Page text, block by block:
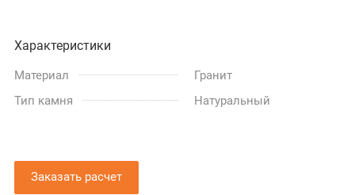
Характеристики
Материал
Гранит
Тип камня
Натуральный
Заказать расчет